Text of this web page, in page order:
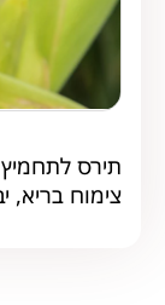
צימוח בריא,